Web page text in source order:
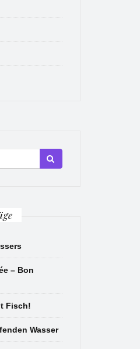
– Bon
Fisch!
Wasser